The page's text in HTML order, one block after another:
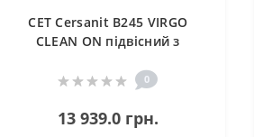
CET Cersanit В245 VIRGO
CLEAN ON підвісний з
0
13 939.0 грн.